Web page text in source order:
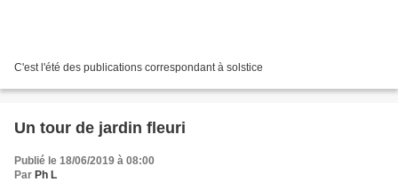
C'est l'été des publications correspondant à solstice
Un tour de jardin fleuri
Publié le 18/06/2019 à 08:00
Par Ph L